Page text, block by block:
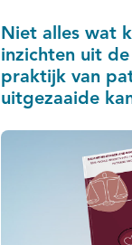
Niet alles wat
inzichten uit
praktijk van
uitgezaaide